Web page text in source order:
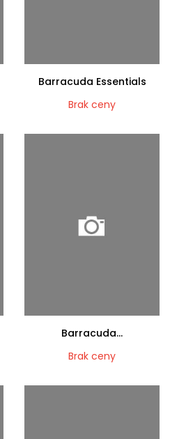
Barracuda Essentials
Brak ceny
Barracuda...
Brak ceny